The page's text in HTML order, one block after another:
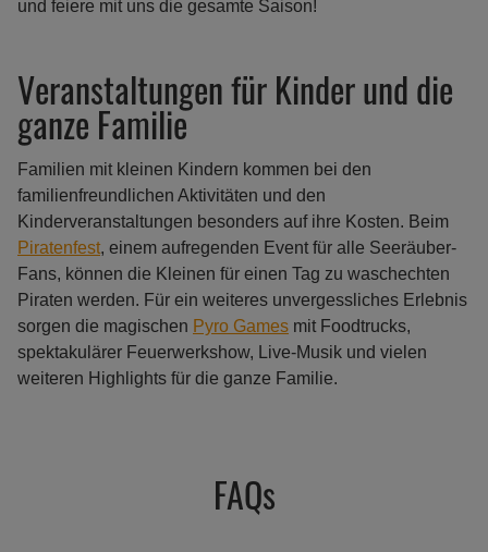
und feiere mit uns die gesamte Saison!
Veranstaltungen für Kinder und die
ganze Familie
Familien mit kleinen Kindern kommen bei den
familienfreundlichen Aktivitäten und den
Kinderveranstaltungen besonders auf ihre Kosten. Beim
Piratenfest, einem aufregenden Event für alle Seeräuber-
Fans, können die Kleinen für einen Tag zu waschechten
Piraten werden. Für ein weiteres unvergessliches Erlebnis
sorgen die magischen Pyro Games mit Foodtrucks,
spektakulärer Feuerwerkshow, Live-Musik und vielen
weiteren Highlights für die ganze Familie.
FAQs